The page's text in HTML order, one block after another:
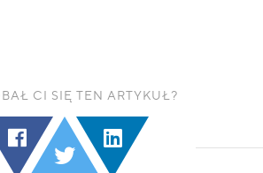
CI SIĘ TEN ARTYKUŁ?